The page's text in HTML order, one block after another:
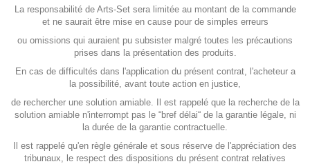
La responsabilité de Arts-Set sera limitée au montant de la commande
et ne saurait être mise en cause pour de simples erreurs
ou omissions qui auraient pu subsister malgré toutes les précautions
prises dans la présentation des produits.
En cas de difficultés dans l'application du présent contrat, l'acheteur a
la possibilité, avant toute action en justice,
de rechercher une solution amiable. Il est rappelé que la recherche de la
solution amiable n'interrompt pas le “bref délai“ de la garantie légale, ni
la durée de la garantie contractuelle.
Il est rappelé qu'en règle générale et sous réserve de l'appréciation des
tribunaux, le respect des dispositions du présent contrat relatives